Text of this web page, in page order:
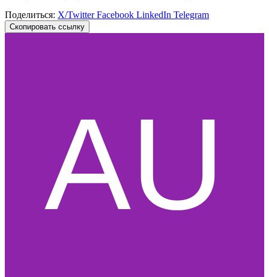
Поделиться: X/TwitterFacebook LinkedIn Telegram
Скопировать ссылку